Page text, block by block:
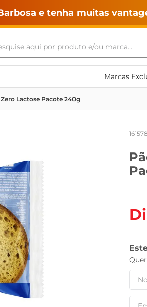
e tenha muitas
aqui por produto e/ou marca...
Marcas
Lactose Pacote 240g
mais buscados
maquina lavar
frango
leite
vinho
leite pó
celular